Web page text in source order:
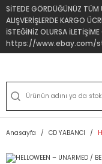
SİTEDE GÖRDÜĞÜNÜZ
ALIŞVERİŞLERDE KARGO
İSTEĞİNİZ OLURSA
https://www.ebay.com/
Anasayfa CD YABANCI